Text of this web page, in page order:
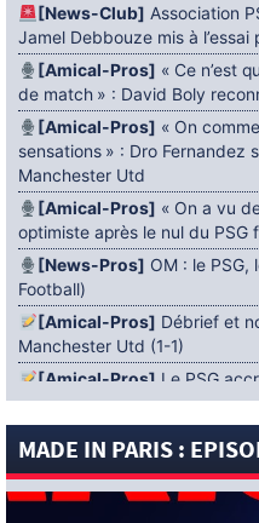
[News-Club] Association
Jamel Debbouze mis à l’essai
[Amical-Pros] « Ce n’est
de match » : David Boly
[Amical-Pros] « On
sensations » : Dro Fernandez
Manchester Utd
[Amical-Pros] « On a vu
optimiste après le nul du PSG
[News-Pros] OM : le PSG,
Football)
[Amical-Pros] Débrief et
Manchester Utd (1-1)
[Amical-Pros] Le PSG
5 AOÛT 2026
[News-Pros]Le Barça
MADE IN PARIS :